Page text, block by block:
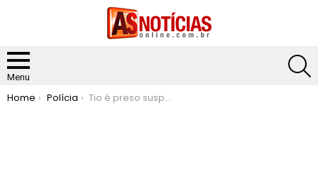
Menu
You are here:
Home Polícia Tio é preso suspeito de estuprar a sobrinha em distrito de Matipó